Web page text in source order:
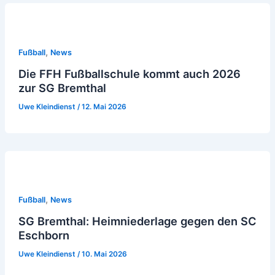
Fußball, News
Die FFH Fußballschule kommt auch 2026
zur SG Bremthal
Uwe Kleindienst /12. Mai 2026
Fußball, News
SG Bremthal: Heimniederlage gegen den SC
Eschborn
Uwe Kleindienst /10. Mai 2026